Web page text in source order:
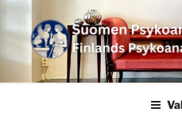
sisältöön
SUOMEN